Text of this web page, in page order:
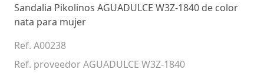
Sandalia Pikolinos AGUADULCE W3Z-1840 de color
nata para mujer
Ref. A00238
Ref. proveedor AGUADULCE W3Z-1840